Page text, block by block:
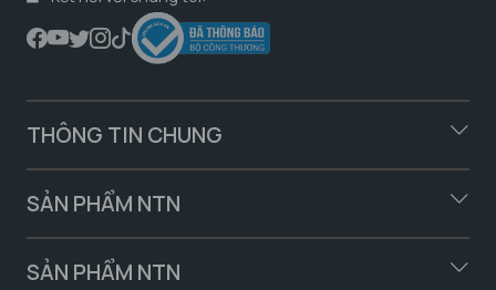
THÔNG TIN CHUNG
SẢN PHẨM NTN
SẢN PHẨM NTN